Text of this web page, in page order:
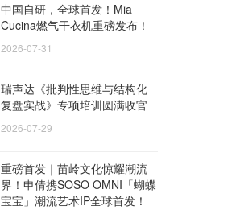
中国自研，全球首发！Mia
Cucina燃气干衣机重磅发布！
2026-07-31
瑞声达《批判性思维与结构化
复盘实战》专项培训圆满收官
2026-07-29
重磅首发｜苗岭文化惊耀潮流
界！申倩携SOSO OMNI「蝴蝶
宝宝」潮流艺术IP全球首发！